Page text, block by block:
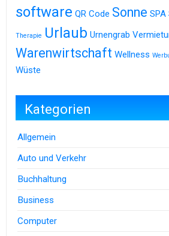
software QR Code Sonne SPA
Therapie Urlaub Urnengrab
Warenwirtschaft Wellness
Wüste
Kategorien
Allgemein
Auto und Verkehr
Buchhaltung
Business
Computer